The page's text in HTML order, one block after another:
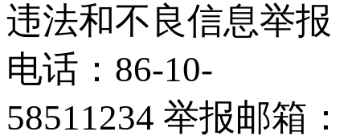
违法和不良信息举报
电话：86-10-
58511234 举报邮箱：